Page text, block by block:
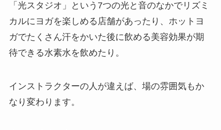
「光スタジオ」
という7つの光と音のなかでリズミ
カルにヨガを楽しめる店舗があったり、ホットヨ
ガでたくさん汗をかいた後に飲める美容効果が期
待できる水素水を飲めたり。
インストラクターの人が違えば、場の雰囲気もか
なり変わります。